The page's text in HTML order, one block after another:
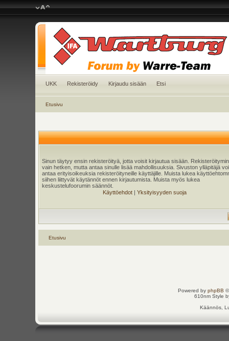
UKK Rekisteröidy Kirjaudu sisään Etsi
Etusivu
Sinun täytyy ensin rekisteröityä, jotta voisit kirjautua sisään.
vain hetken, mutta antaa sinulle lisää mahdollisuuksia. Sivuston ylläpitäjä
antaa erityisoikeuksia rekisteröityneille käyttäjille. Muista lukea
siihen liittyvät käytännöt ennen kirjautumista. Muista myös lukea
keskustelufoorumin säännöt.
Käyttöehdot| Yksityisyyden suoja
Etusivu
Powered by phpBB
610nm Style
Käännös,